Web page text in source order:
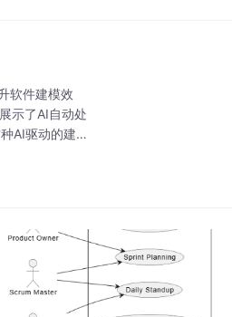
软件建模效
示了AI自动处
AI驱动的建模